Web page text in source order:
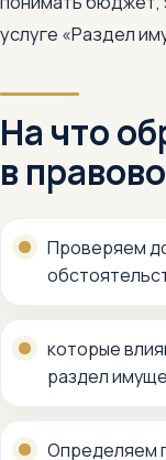
услуге «Раздел
На что
в
Проверяем
которые
раздел
Определяем